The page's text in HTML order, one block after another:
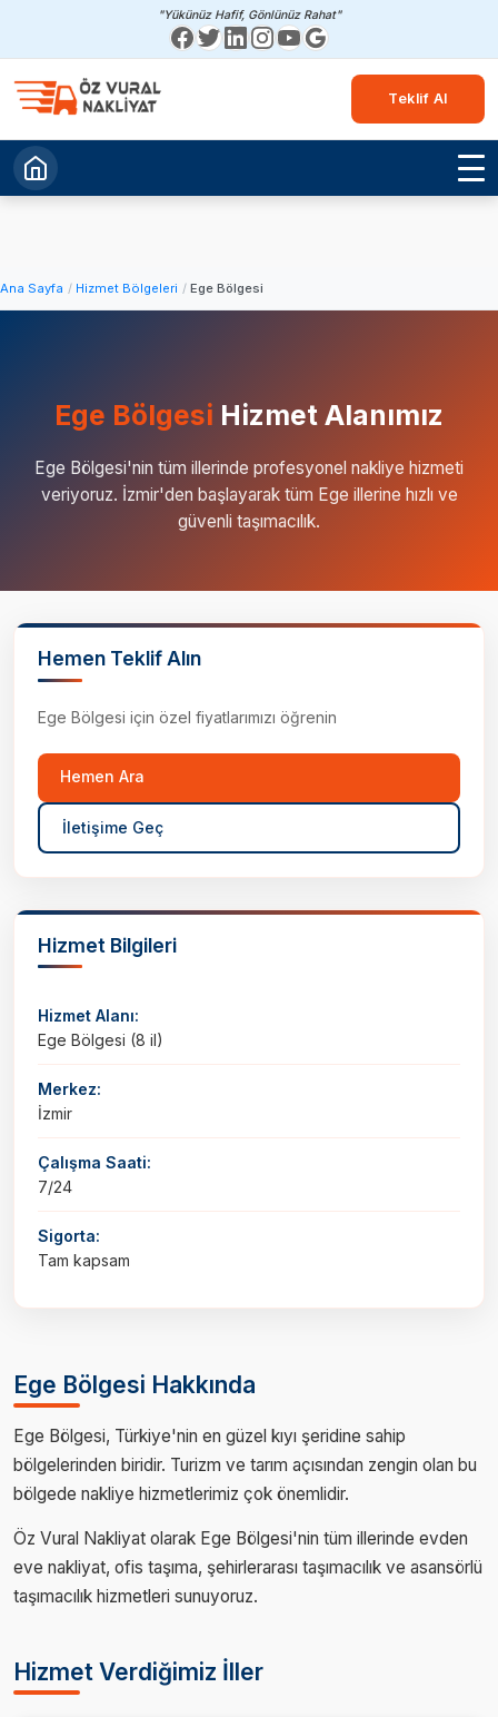
"Yükünüz Hafif, Gönlünüz Rahat"
Teklif Al
Ana Sayfa Hizmet Bölgeleri Ege Bölgesi
Ege Bölgesi Hizmet Alanımız
Ege Bölgesi'nin tüm illerinde profesyonel nakliye hizmeti
veriyoruz. İzmir'den başlayarak tüm Ege illerine hızlı ve
güvenli taşımacılık.
Ege Bölgesi Hakkında
Ege Bölgesi, Türkiye'nin en güzel kıyı şeridine sahip
bölgelerinden biridir. Turizm ve tarım açısından zengin olan bu
bölgede nakliye hizmetlerimiz çok önemlidir.
Öz Vural Nakliyat olarak Ege Bölgesi'nin tüm illerinde evden
eve nakliyat, ofis taşıma, şehirlerarası taşımacılık ve asansörlü
taşımacılık hizmetleri sunuyoruz.
Hizmet Verdiğimiz İller
Hemen Teklif Alın
Ege Bölgesi için özel fiyatlarımızı öğrenin
Hemen Ara
İletişime Geç
Hizmet Bilgileri
Hizmet Alanı:
Ege Bölgesi (8 il)
Merkez:
İzmir
Çalışma Saati:
7/24
Sigorta:
Tam kapsam